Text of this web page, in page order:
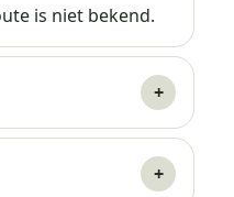
is niet bekend.